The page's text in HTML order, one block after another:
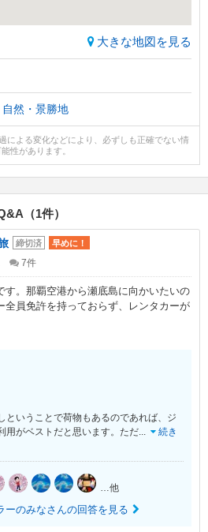
大きな地図を見る
自然・景勝地
による変化などにより、必ずしも正確でない情
性があります。
（1件）
締切済 早めに！
7件
す。那覇空港から瀬底島に向かいたいの
全員免許を持っておらず、レンタカーが
ということで荷物もあるのであれば、ジ
用がベストだと思います。ただ...
続き
…他
ーのみなさんの回答を見る